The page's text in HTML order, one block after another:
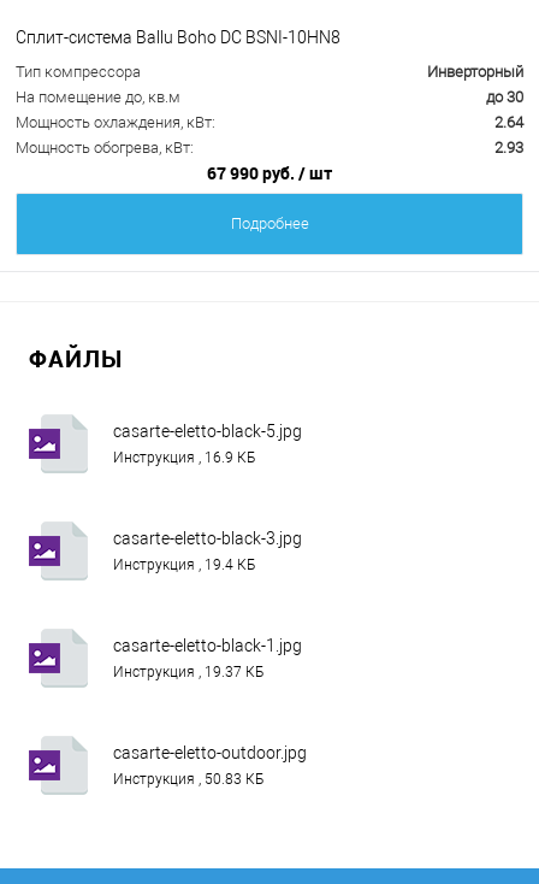
Сплит-система Ballu Boho DC BSNI-10HN8
Тип компрессора
Инверторный
На помещение до, кв.м
до 30
Мощность охлаждения, кВт:
2.64
Мощность обогрева, кВт:
2.93
67 990 руб. / шт
Подробнее
ФАЙЛЫ
casarte-eletto-black-5.jpg
Инструкция , 16.9 КБ
casarte-eletto-black-3.jpg
Инструкция , 19.4 КБ
casarte-eletto-black-1.jpg
Инструкция , 19.37 КБ
casarte-eletto-outdoor.jpg
Инструкция , 50.83 КБ